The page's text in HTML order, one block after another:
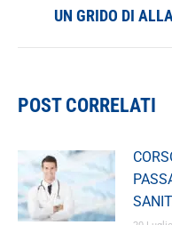
UN GRIDO DI
POST CORRELATI